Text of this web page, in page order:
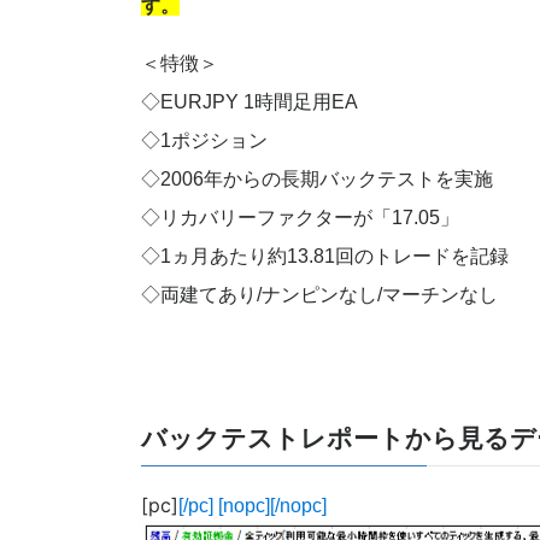
す。
＜特徴＞
◇EURJPY 1時間足用EA
◇1ポジション
◇2006年からの長期バックテストを実施
◇リカバリーファクターが「17.05」
◇1ヵ月あたり約13.81回のトレードを記録
◇両建てあり/ナンピンなし/マーチンなし
バックテストレポートから見る
[pc] [/pc] [nopc] [/nopc]